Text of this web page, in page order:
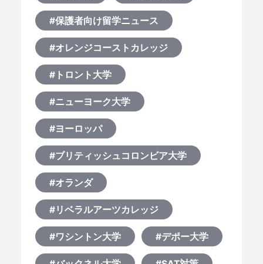
#保護者向け留学ニュース
#オレンジコーストカレッジ
#トロント大学
#ニューヨーク大学
#ヨーロッパ
#ブリティッシュコロンビア大学
#オランダ
#リベラルアーツカレッジ
#ワシントン大学 #デポー大学